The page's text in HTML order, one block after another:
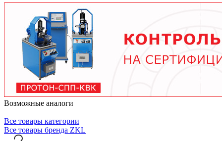
тяжелых условиях до 2 лет при нормальной
эксплуатации. Используйте только
рекомендованные производителем смазочные
материалы.
Возможные аналоги
Все товары категории
Все товары бренда ZKL